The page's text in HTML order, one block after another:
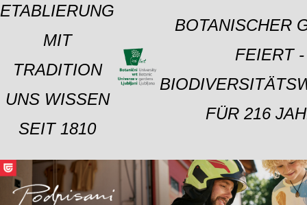
ETABLIERUNG
MIT
TRADITION
UNS WISSEN
SEIT 1810
BOTANISCHER
FEIERT -
FÜR 216